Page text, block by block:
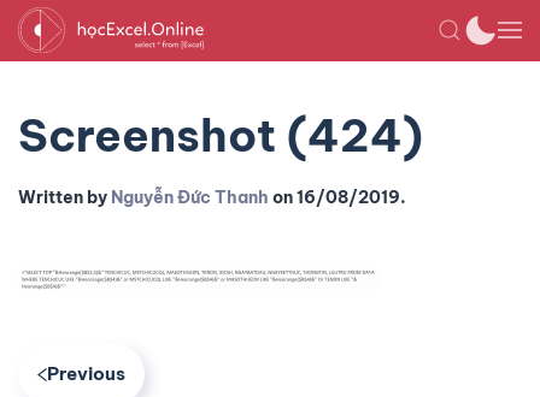
Screenshot (424)
Written by Nguyễn Đức Thanh on16/08/2019.
Previous